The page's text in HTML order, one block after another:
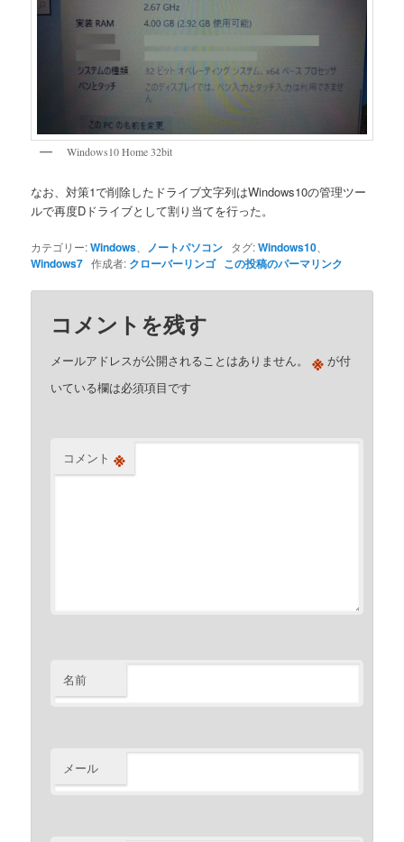
Windows10 Home 32bit
なお、対策1で削除したドライブ文字列はWindows10の管理ツー
ルで再度Dドライブとして割り当てを行った。
カテゴリー:Windows ノートパソコン タグ:Windows10
Windows7 作成者: クローバーリンゴ この投稿のパーマリンク
コメントを残す
メールアドレスが公開されることはありません。 ※ が付
いている欄は必須項目です
コメント ※
名前
メール